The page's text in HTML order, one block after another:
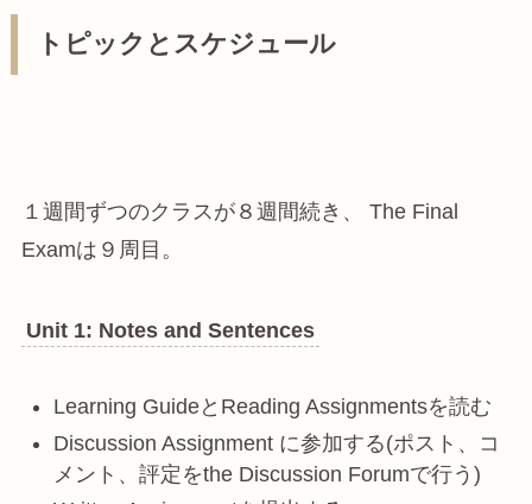
トピックとスケジュール
１週間ずつのクラスが８週間続き、 The Final
Examは９周目。
Unit 1: Notes and Sentences
Learning GuideとReading Assignmentsを読む
Discussion Assignment に参加する(ポスト、コ
メント、評定をthe Discussion Forumで行う)